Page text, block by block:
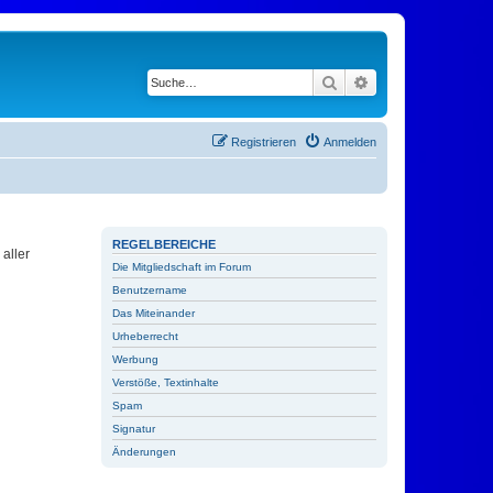
Suche
Anmelden
Registrieren
REGELBEREICHE
Die Mitgliedschaft im Forum
Benutzername
Das Miteinander
Urheberrecht
Werbung
Verstöße, Textinhalte
Spam
Signatur
Änderungen
aller